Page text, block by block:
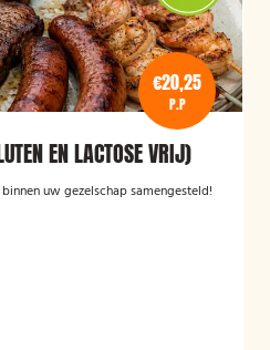
€20,25
P.P
EN LACTOSE VRIJ)
uw gezelschap samengesteld!